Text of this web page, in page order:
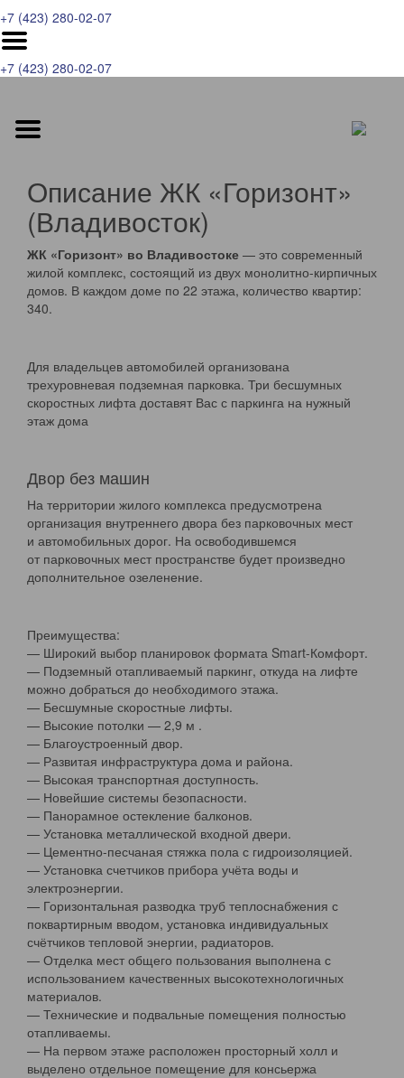
+7 (423) 280-02-07
+7 (423) 280-02-07
Описание ЖК «Горизонт»
(Владивосток)
ЖК «Горизонт» во Владивостоке — это современный
жилой комплекс, состоящий из двух монолитно-кирпичных
домов. В каждом доме по 22 этажа, количество квартир:
340.
Для владельцев автомобилей организована
трехуровневая подземная парковка. Три бесшумных
скоростных лифта доставят Вас с паркинга на нужный
этаж дома
Двор без машин
На территории жилого комплекса предусмотрена
организация внутреннего двора без парковочных мест
и автомобильных дорог. На освободившемся
от парковочных мест пространстве будет произведно
дополнительное озеленение.
Преимущества:
— Широкий выбор планировок формата Smart-Комфорт.
— Подземный отапливаемый паркинг, откуда на лифте
можно добраться до необходимого этажа.
— Бесшумные скоростные лифты.
— Высокие потолки — 2,9 м .
— Благоустроенный двор.
— Развитая инфраструктура дома и района.
— Высокая транспортная доступность.
— Новейшие системы безопасности.
— Панорамное остекление балконов.
— Установка металлической входной двери.
— Цементно-песчаная стяжка пола с гидроизоляцией.
— Установка счетчиков прибора учёта воды и
электроэнергии.
— Горизонтальная разводка труб теплоснабжения с
поквартирным вводом, установка индивидуальных
счётчиков тепловой энергии, радиаторов.
— Отделка мест общего пользования выполнена с
использованием качественных высокотехнологичных
материалов.
— Технические и подвальные помещения полностью
отапливаемы.
— На первом этаже расположен просторный холл и
выделено отдельное помещение для консьержа